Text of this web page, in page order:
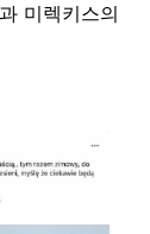
미렉키스의